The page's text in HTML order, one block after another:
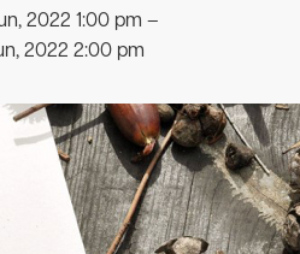
District
Ota
2022 1:00 pm –
2022 2:00 pm